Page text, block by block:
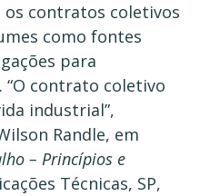
os contratos coletivos
como fontes
para
contrato coletivo
industrial”,
Randle, em
– Princípios e
Técnicas, SP,